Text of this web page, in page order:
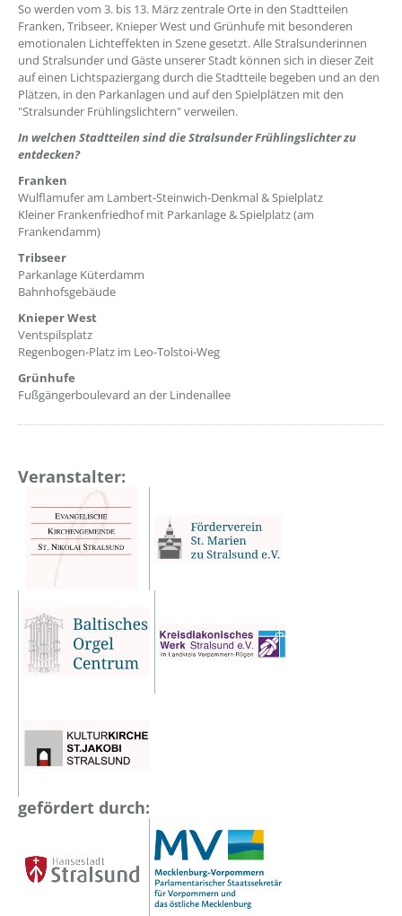
So werden vom 3. bis 13. März zentrale Orte in den Stadtteilen
Franken, Tribseer, Knieper West und Grünhufe mit besonderen
emotionalen Lichteffekten in Szene gesetzt. Alle Stralsunderinnen
und Stralsunder und Gäste unserer Stadt können sich in dieser Zeit
auf einen Lichtspaziergang durch die Stadtteile begeben und an den
Plätzen, in den Parkanlagen und auf den Spielplätzen mit den
"Stralsunder Frühlingslichtern" verweilen.
In welchen Stadtteilen sind die Stralsunder Frühlingslichter zu
entdecken?
Franken
Wulflamufer am Lambert-Steinwich-Denkmal & Spielplatz
Kleiner Frankenfriedhof mit Parkanlage & Spielplatz (am
Frankendamm)
Tribseer
Parkanlage Küterdamm
Bahnhofsgebäude
Knieper West
Ventspilsplatz
Regenbogen-Platz im Leo-Tolstoi-Weg
Grünhufe
Fußgängerboulevard an der Lindenallee
Veranstalter:
gefördert durch: